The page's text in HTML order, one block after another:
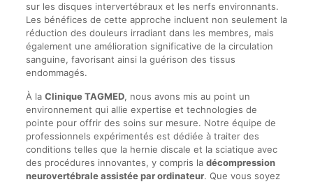
sur les disques intervertébraux et les nerfs environnants.
Les bénéfices de cette approche incluent non seulement la
réduction des douleurs irradiant dans les membres, mais
également une amélioration significative de la circulation
sanguine, favorisant ainsi la guérison des tissus
endommagés.
À la Clinique TAGMED, nous avons mis au point un
environnement qui allie expertise et technologies de
pointe pour offrir des soins sur mesure. Notre équipe de
professionnels expérimentés est dédiée à traiter des
conditions telles que la hernie discale et la sciatique avec
des procédures innovantes, y compris la décompression
neurovertébrale assistée par ordinateur. Que vous soyez